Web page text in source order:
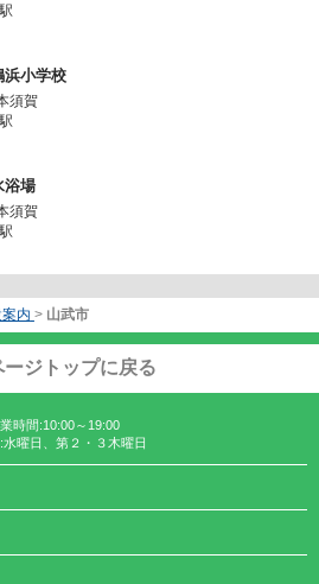
浜小学校
須賀
浴場
須賀
内 > 山武市
ージトップに戻る
時間:10:00～19:00
水曜日、第２・３木曜日